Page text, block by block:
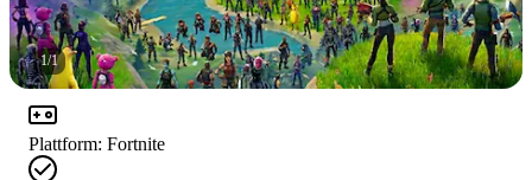
1/1
Plattform: Fortnite